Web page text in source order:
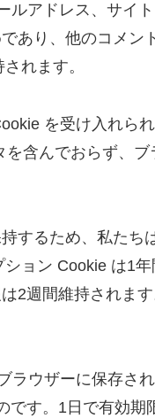
ルアドレス、サイ
あり、他のコメン
れます。
を受け入れら
含んでおらず、
するため、私たち
ョン Cookie は1
2週間維持されま
ラウザーに保存さ
す。1日で有効期